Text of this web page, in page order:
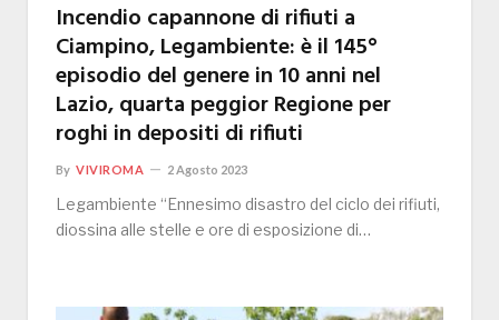
Incendio capannone di rifiuti a
Ciampino, Legambiente: è il 145°
episodio del genere in 10 anni nel
Lazio, quarta peggior Regione per
roghi in depositi di rifiuti
By VIVIROMA 2 Agosto 2023
Legambiente “Ennesimo disastro del ciclo dei rifiuti,
diossina alle stelle e ore di esposizione di…